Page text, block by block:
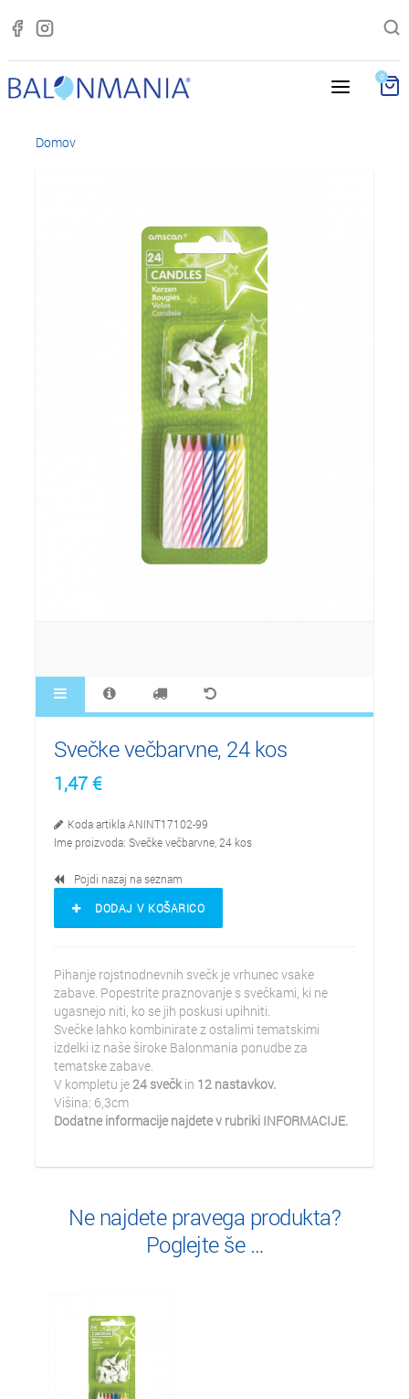
0
Domov
Svečke večbarvne, 24 kos
1,47€
Koda artiklaANINT17102-99
Ime proizvoda: Svečke večbarvne, 24 kos
Pojdi nazaj na seznam
DODAJ V KOŠARICO
Pihanje rojstnodnevnih svečk je vrhunec vsake
zabave. Popestrite praznovanje s svečkami, ki ne
ugasnejo niti, ko se jih poskusi upihniti.
Svečke lahko kombinirate z ostalimi tematskimi
izdelki iz naše široke Balonmania ponudbe za
tematske zabave.
V kompletu je 24 svečkin 12 nastavkov.
Višina: 6,3cm
Dodatne informacije najdete v rubriki INFORMACIJE.
Ne najdete pravega produkta?
Poglejte še …